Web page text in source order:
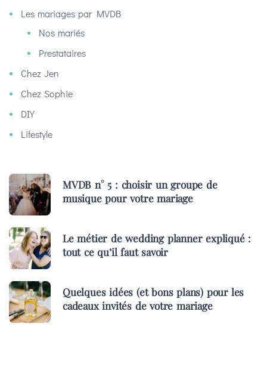
Les mariages par MVDB
Nos mariés
Prestataires
Chez Jen
Chez Sophie
DIY
Lifestyle
MVDB n° 5 : choisir un groupe de
musique pour votre mariage
Le métier de wedding planner expliqué :
tout ce qu’il faut savoir
Quelques idées (et bons plans) pour les
cadeaux invités de votre mariage